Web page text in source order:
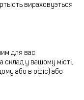
вираховуэться
для вас
у вашому місті,
або в офіс) або